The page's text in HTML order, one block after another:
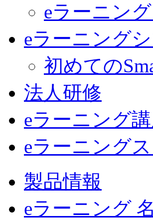
eラーニン
eラーニング
初めての
法人研修
eラーニング
eラーニング
製品情報
eラーニング